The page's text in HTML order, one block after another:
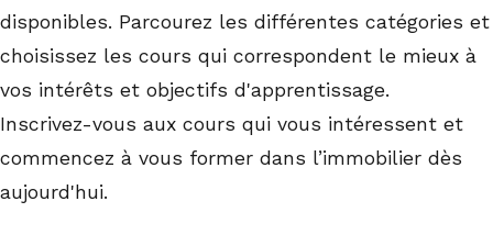
disponibles. Parcourez les différentes catégories et
choisissez les cours qui correspondent le mieux à
vos intérêts et objectifs d'apprentissage.
Inscrivez-vous aux cours qui vous intéressent et
commencez à vous former dans l’immobilier dès
aujourd'hui.